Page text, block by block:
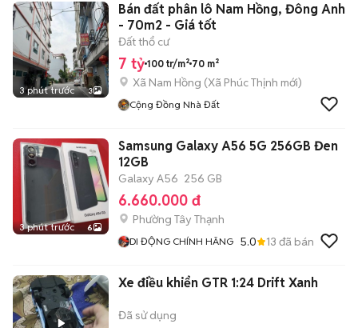
3 phút trước 3
Bán đất phân lô Nam Hồng, Đông Anh
- 70m2 - Giá tốt
Đất thổ cư
7 tỷ 100 tr/m² 70 m²
Xã Nam Hồng (Xã Phúc Thịnh mới)
Cộng Đồng Nhà Đất
3 phút trước 6
Samsung Galaxy A56 5G 256GB Đen
12GB
Galaxy A56 256 GB
6.660.000 đ
Phường Tây Thạnh
DI ĐỘNG CHÍNH HÃNG 5.0 13 đã bán
Xe điều khiển GTR 1:24 Drift Xanh
Đã sử dụng